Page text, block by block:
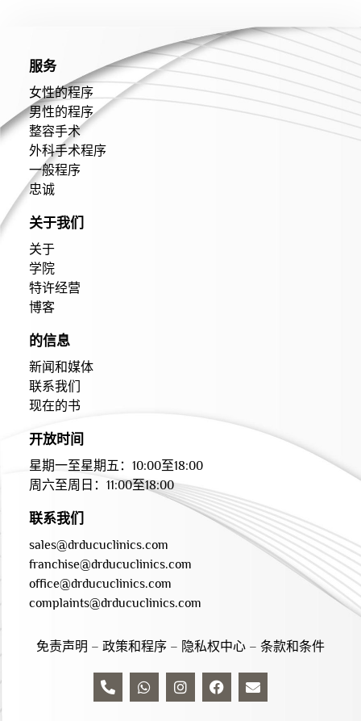
服务
女性的程序
男性的程序
整容手术
外科手术程序
一般程序
忠诚
关于我们
关于
学院
特许经营
博客
的信息
新闻和媒体
联系我们
现在的书
开放时间
星期一至星期五：10:00至18:00
周六至周日：11:00至18:00
联系我们
sales@drducuclinics.com
franchise@drducuclinics.com
office@drducuclinics.com
complaints@drducuclinics.com
免责声明 – 政策和程序 – 隐私权中心 – 条款和条件